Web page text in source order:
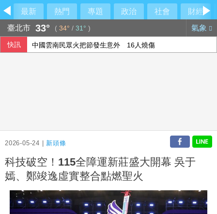
最新 熱門 專題 政治 社會
財經
臺北市 33° ( 34° / 31° ) 氣象
快訊 中國雲南民眾火把節發生意外 16人燒傷
2026-05-24 | 新頭條
科技破空！115全障運新莊盛大開幕 吳于
嫣、鄭竣逸虛實整合點燃聖火